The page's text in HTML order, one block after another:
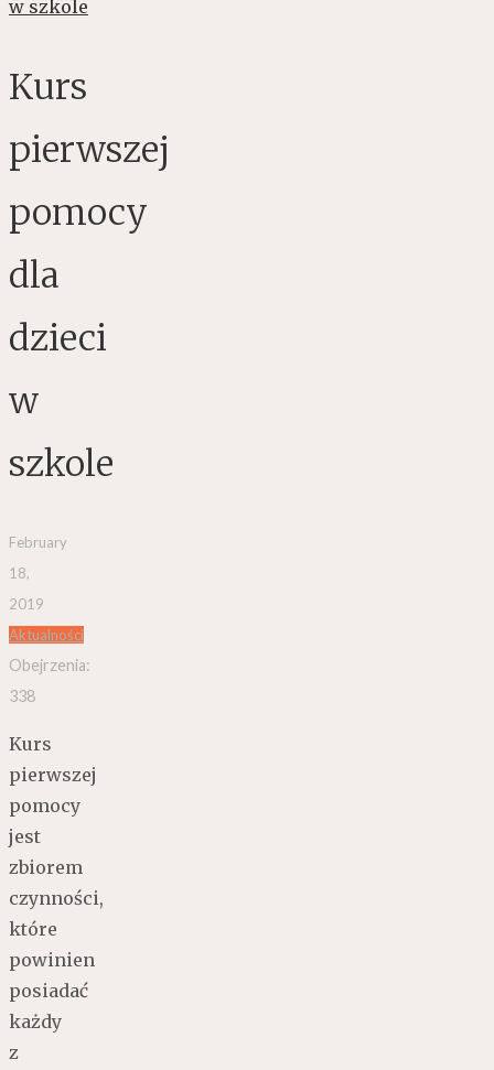
Kurs
pierwszej
pomocy
dla
dzieci
w
szkole
February
18,
2019
Aktualności
Obejrzenia:
338
Kurs
pierwszej
pomocy
jest
zbiorem
czynności,
które
powinien
posiadać
każdy
z